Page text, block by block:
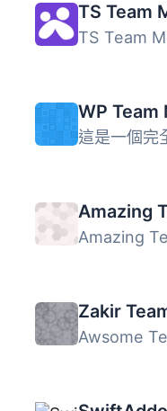
TS Team
WP Team
Amazing
Zakir